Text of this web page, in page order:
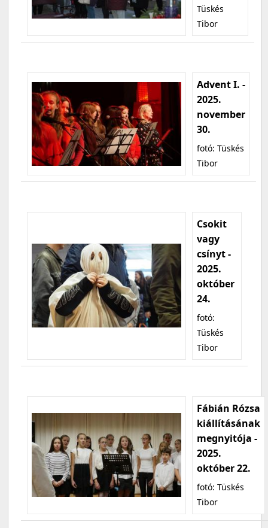
Tüskés
Tibor
Advent I. -
2025.
november
30.
fotó: Tüskés
Tibor
Csokit
vagy
csínyt -
2025.
október
24.
fotó:
Tüskés
Tibor
Fábián Rózsa
kiállításának
megnyitója -
2025.
október 22.
fotó: Tüskés
Tibor